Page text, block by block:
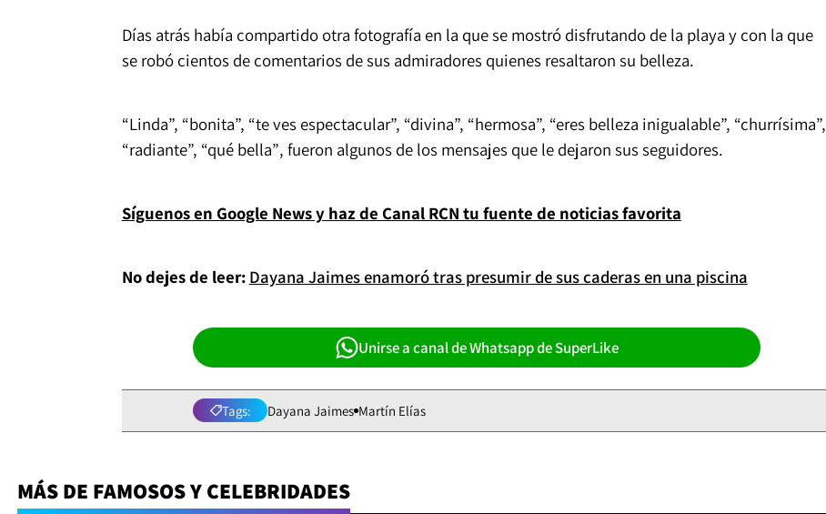
Días atrás había compartido otra fotografía en la que se mostró disfrutando de la playa y con la que
se robó cientos de comentarios de sus admiradores quienes resaltaron su belleza.
“Linda”, “bonita”, “te ves espectacular”, “divina”, “hermosa”, “eres belleza inigualable”, “churrísima”,
“radiante”, “qué bella”, fueron algunos de los mensajes que le dejaron sus seguidores.
Síguenos en Google News y haz de Canal RCN tu fuente de noticias favorita
No dejes de leer: Dayana Jaimes enamoró tras presumir de sus caderas en una piscina
Unirse a canal de Whatsapp de SuperLike
Tags: Dayana Jaimes Martín Elías
MÁS DE FAMOSOS Y CELEBRIDADES